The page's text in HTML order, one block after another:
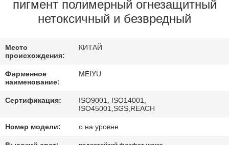
ЗАВОДУ
КАЧЕСТВА
СВЯЖИТЕСЬ
С
пигмент полимерный огнезащитный
нетоксичный и безвредный
Место
происхождения:
КИТАЙ
Фирменное
наименование:
MEIYU
Сертификация:
ISO9001, ISO14001,
ISO45001,SGS,REACH
Номер модели: o на уровне